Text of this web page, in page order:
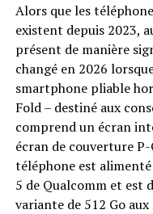
Alors que les
existent depuis 2023,
présent de manière
changé en 2026
smartphone pliable
Fold – destiné aux
comprend un écran
écran de couverture P-
téléphone est
5 de Qualcomm et est
variante de 512 Go